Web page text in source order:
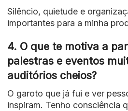
Silêncio, quietude e
importantes para a minha
4. O que te motiva a
palestras e eventos
auditórios cheios?
O garoto que já fui e ver
inspiram. Tenho consciência